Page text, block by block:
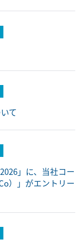
て
」に、当社コー
）」がエントリー